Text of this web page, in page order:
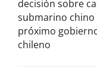
decisión sobre
submarino chino
próximo
chileno